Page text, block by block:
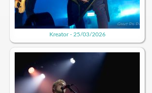
Kreator - 25/03/2026